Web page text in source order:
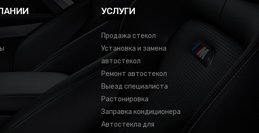
УСЛУГИ
Продажа стекол
Установка и замена
автостекол
Ремонт автостекол
Выезд специалиста
Растонировка
Заправка кондиционера
Автостекла для